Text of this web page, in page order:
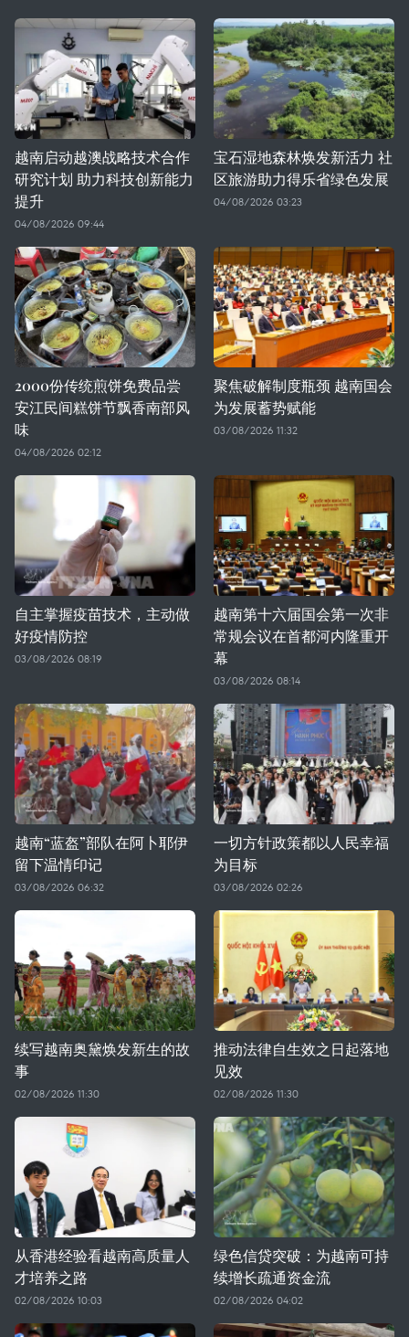
越南启动越澳战略技术合作
研究计划 助力科技创新能力
提升
04/08/2026 09:44
宝石湿地森林焕发新活力 社
区旅游助力得乐省绿色发展
04/08/2026 03:23
2000份传统煎饼免费品尝
安江民间糕饼节飘香南部风
味
04/08/2026 02:12
聚焦破解制度瓶颈 越南国会
为发展蓄势赋能
03/08/2026 11:32
自主掌握疫苗技术，主动做
好疫情防控
03/08/2026 08:19
越南第十六届国会第一次非
常规会议在首都河内隆重开
幕
03/08/2026 08:14
越南“蓝盔”部队在阿卜耶伊
留下温情印记
03/08/2026 06:32
一切方针政策都以人民幸福
为目标
03/08/2026 02:26
续写越南奥黛焕发新生的故
事
02/08/2026 11:30
推动法律自生效之日起落地
见效
02/08/2026 11:30
从香港经验看越南高质量人
才培养之路
02/08/2026 10:03
绿色信贷突破：为越南可持
续增长疏通资金流
02/08/2026 04:02